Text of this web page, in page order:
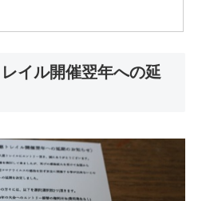
イル開催翌年への延